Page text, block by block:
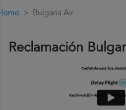
Bulgaria Air
Reclamación